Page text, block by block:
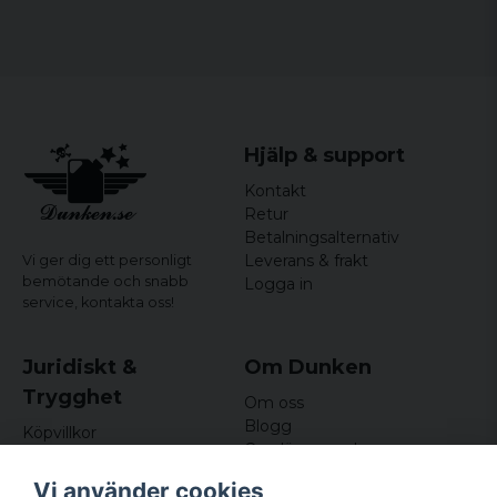
Hängsmycke köps separat
Vi ger dig ett personligt
bemötande och snabb
service, kontakta oss!
Hjälp & support
Kontakt
Retur
Betalningsalternativ
Leverans & frakt
Logga in
Juridiskt &
Trygghet
Köpvillkor
Om cookies
Om Dunken
Om oss
Blogg
Omdömen och
Vi använder cookies